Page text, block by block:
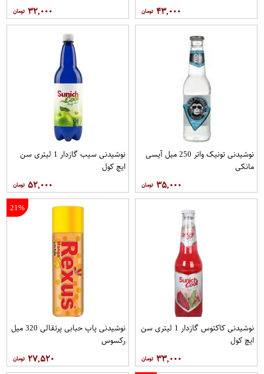
۴۳,۰۰۰ ۳۲,۰۰۰
نوشیدنی تونیک واتر 250 میل آیسی
مانکی
۳۵,۰۰۰
نوشیدنی سیب گازدار 1 لیتری سن
ایچ کول
۵۲,۰۰۰
نوشیدنی کاکتوس گازدار 1 لیتری سن
ایچ کول
۳۳,۰۰۰
21%
نوشیدنی پاپ حبابی پرتقالی 320 میل
رکسوس
۲۷,۵۲۰